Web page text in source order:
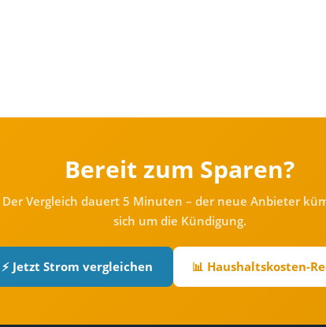
Bereit zum Sparen?
Der Vergleich dauert 5 Minuten – der neue Anbieter
sich um die Kündigung.
⚡ Jetzt Strom vergleichen 📊 Haushaltskosten-